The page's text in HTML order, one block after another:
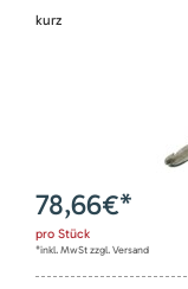
kurz
78,66€*
pro Stück
*inkl. MwSt zzgl. Versand